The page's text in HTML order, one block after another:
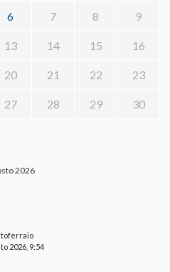
2026
6 7 8 9
13 14 15 16
20 21 22 23
27 28 29 30
2026, 9:54